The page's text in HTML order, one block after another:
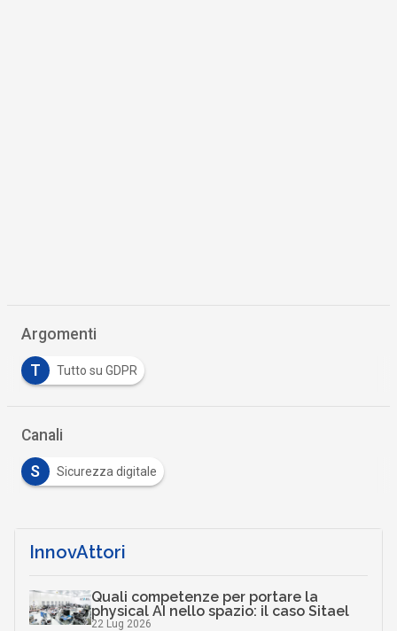
Argomenti
T Tutto su GDPR
Canali
S Sicurezza digitale
InnovAttori
Quali competenze per portare la
physical AI nello spazio: il caso Sitael
22 Lug 2026